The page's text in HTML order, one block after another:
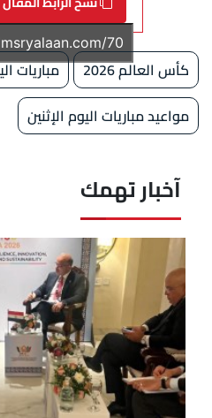
كأس العالم 2026
مباريات
مواعيد مباريات اليوم الإثنين
آخبار تهمك